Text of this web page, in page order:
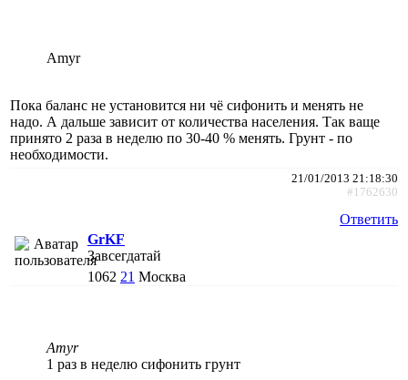
Amyr
Пока баланс не установится ни чё сифонить и менять не
надо. А дальше зависит от количества населения. Так ваще
принято 2 раза в неделю по 30-40 % менять. Грунт - по
необходимости.
21/01/2013 21:18:30
#1762630
Ответить
GrKF
Завсегдатай
1062 21 Москва
Amyr
1 раз в неделю сифонить грунт